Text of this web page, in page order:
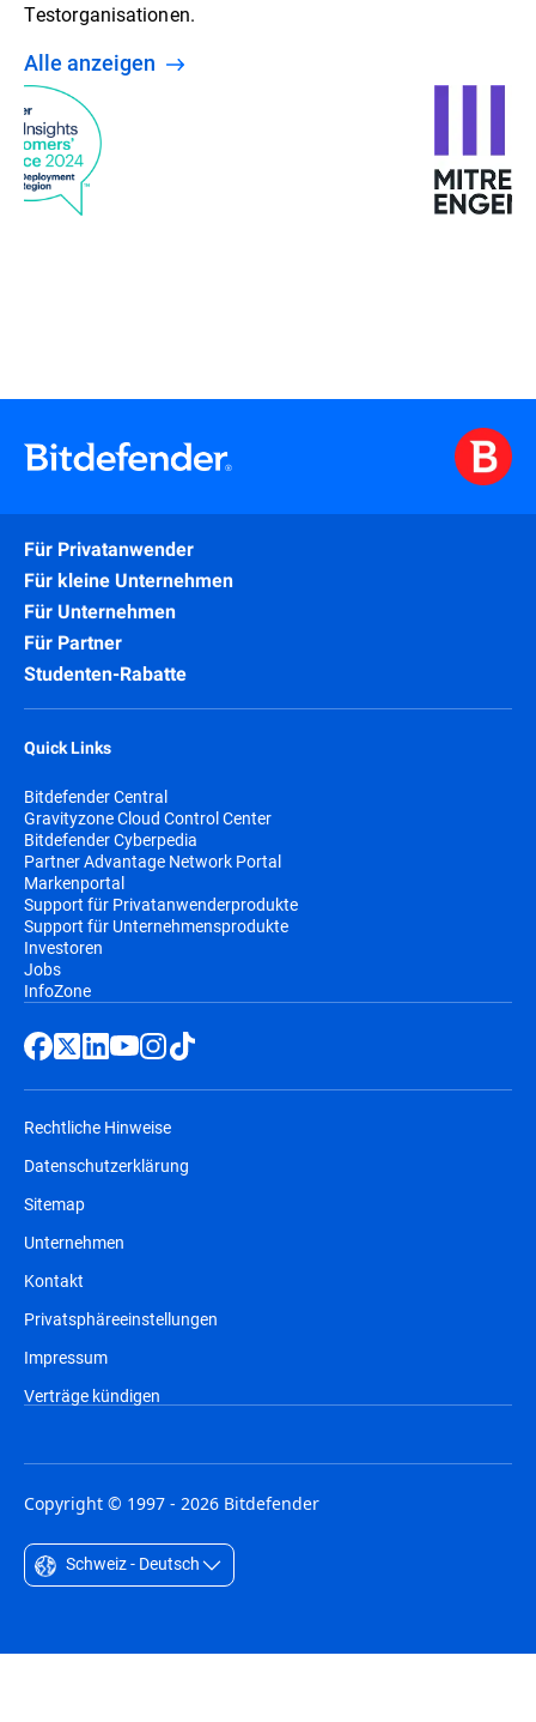
Testorganisationen.
Alle anzeigen
Für Privatanwender
Für kleine Unternehmen
Für Unternehmen
Für Partner
Studenten-Rabatte
Quick Links
Bitdefender Central
Gravityzone Cloud Control Center
Bitdefender Cyberpedia
Partner Advantage Network Portal
Markenportal
Support für Privatanwenderprodukte
Support für Unternehmensprodukte
Investoren
Jobs
InfoZone
Rechtliche Hinweise
Datenschutzerklärung
Sitemap
Unternehmen
Kontakt
Privatsphäreeinstellungen
Impressum
Verträge kündigen
Copyright © 1997 - 2026 Bitdefender
Schweiz - Deutsch